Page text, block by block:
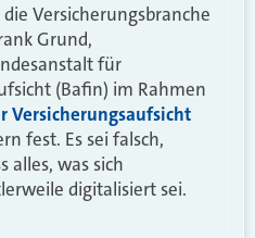
Versicherungsbranche
Grund,
für
(Bafin) im Rahmen
Versicherungsaufsicht
fest. Es sei falsch,
alles, was sich
digitalisiert sei.